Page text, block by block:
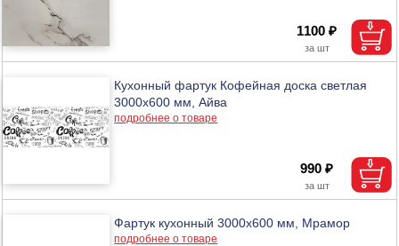
1100 ₽
Кухонный фартук Кофейная доска светлая
3000х600 мм, Айва
подробнее о товаре
990 ₽
Фартук кухонный 3000х600 мм, Мрамор
подробнее о товаре